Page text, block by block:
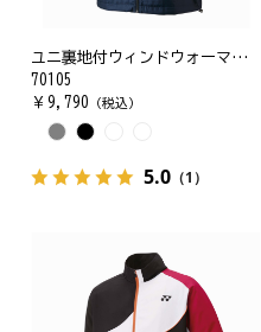
ユニ裏地付ウィンドウォーマーシャツ
70105
￥ 9,790 （税込）
5.0 （1）